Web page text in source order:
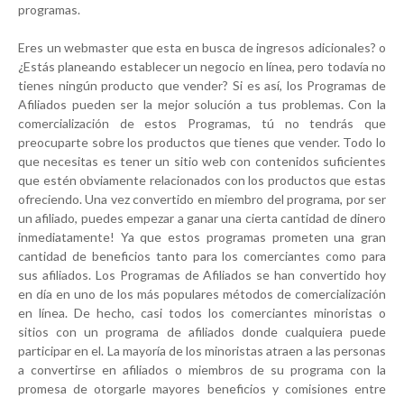
programas.
Eres un webmaster que esta en busca de ingresos adicionales? o
¿Estás planeando establecer un negocio en línea, pero todavía no
tienes ningún producto que vender? Si es así, los Programas de
Afiliados pueden ser la mejor solución a tus problemas. Con la
comercialización de estos Programas, tú no tendrás que
preocuparte sobre los productos que tienes que vender. Todo lo
que necesitas es tener un sitio web con contenidos suficientes
que estén obviamente relacionados con los productos que estas
ofreciendo. Una vez convertido en miembro del programa, por ser
un afiliado, puedes empezar a ganar una cierta cantidad de dinero
inmediatamente! Ya que estos programas prometen una gran
cantidad de beneficios tanto para los comerciantes como para
sus afiliados. Los Programas de Afiliados se han convertido hoy
en día en uno de los más populares métodos de comercialización
en línea. De hecho, casi todos los comerciantes minoristas o
sitios con un programa de afiliados donde cualquiera puede
participar en el. La mayoría de los minoristas atraen a las personas
a convertirse en afiliados o miembros de su programa con la
promesa de otorgarle mayores beneficios y comisiones entre